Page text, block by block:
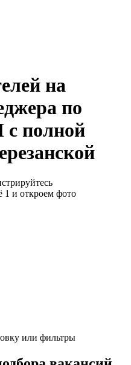
на
по
полной
1 и откроем фото
или фильтры